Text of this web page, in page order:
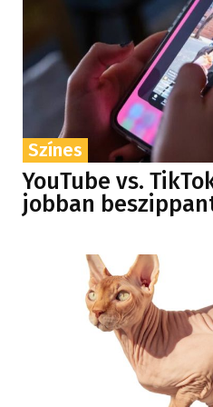
Színes
YouTube vs.
jobban